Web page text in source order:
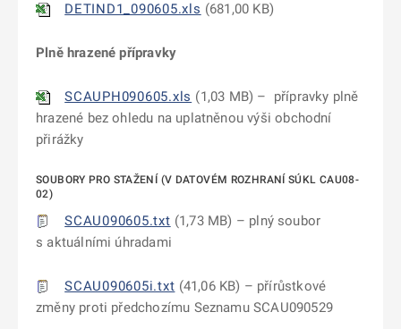
DETIND1_090605.xls (681,00 KB)
Plně hrazené přípravky
SCAUPH090605.xls (1,03 MB) – přípravky plně
hrazené bez ohledu na uplatněnou výši obchodní
přirážky
SOUBORY PRO STAŽENÍ (V DATOVÉM ROZHRANÍ SÚKL CAU08-
02)
SCAU090605.txt (1,73 MB) – plný soubor
s aktuálními úhradami
SCAU090605i.txt (41,06 KB) – přírůstkové
změny proti předchozímu Seznamu SCAU090529